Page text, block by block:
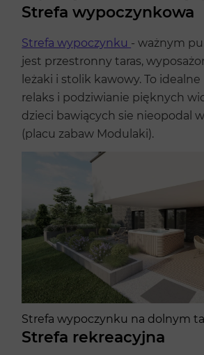
Strefa wypoczynkowa
Strefa wypoczynku - ważnym
jest przestronny taras,
leżaki i stolik kawowy. To
relaks i podziwianie pięknych
dzieci bawiących sie nieopodal
(placu zabaw Modulaki).
Strefa wypoczynku na dolnym
Strefa rekreacyjna